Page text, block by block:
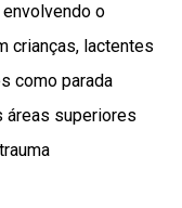
o
crianças, lactentes
como parada
áreas superiores